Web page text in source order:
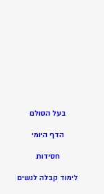
בעל הסולם
הדף היומי
חסידות
לימוד קבלה לנשים